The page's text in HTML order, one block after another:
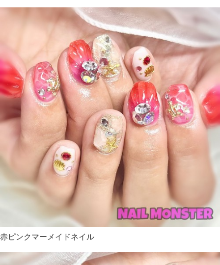
赤ピンクマーメイドネイル